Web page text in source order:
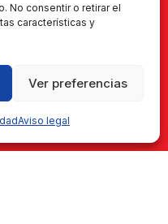
No consentir o retirar el
características y
Ver preferencias
Aviso legal